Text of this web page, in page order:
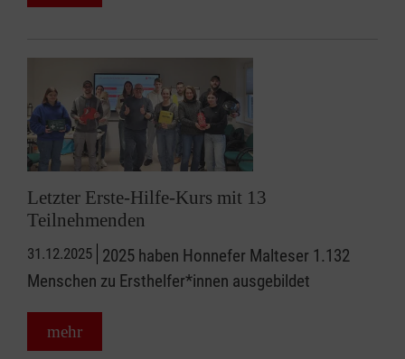
Letzter Erste-Hilfe-Kurs mit 13
Teilnehmenden
31.12.2025 2025 haben Honnefer Malteser 1.132
Menschen zu Ersthelfer*innen ausgebildet
mehr